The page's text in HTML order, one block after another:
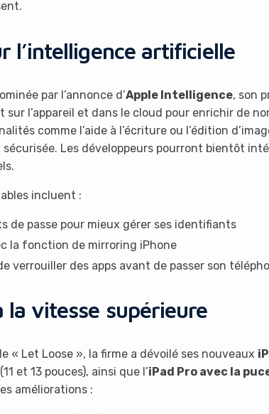
l’intelligence artificielle
par l’annonce d’Apple Intelligence, son
l’appareil et dans le cloud pour enrichir de
comme l’aide à l’écriture ou l’édition
Les développeurs pourront bientôt
incluent :
de passe pour mieux gérer ses identifiants
la fonction de mirroring iPhone
verrouiller des apps avant de passer son
la vitesse supérieure
« Let Loose », la firme a dévoilé ses nouveaux
et 13 pouces), ainsi que l’iPad Pro avec la
améliorations :